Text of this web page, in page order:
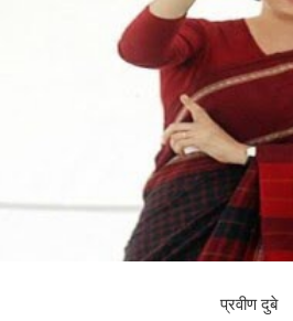
प्रवीण दुबे